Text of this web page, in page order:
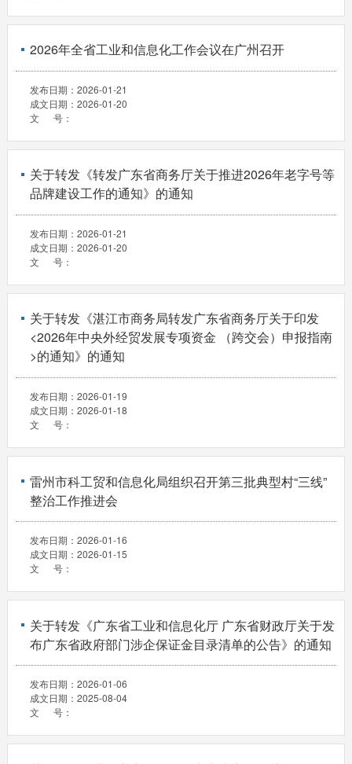
2026年全省工业和信息化工作会议在广州召开
发布日期： 2026-01-21
成文日期： 2026-01-20
文 号：
关于转发《转发广东省商务厅关于推进2026年老字号等
品牌建设工作的通知》的通知
发布日期： 2026-01-21
成文日期： 2026-01-20
文 号：
关于转发《湛江市商务局转发广东省商务厅关于印发
<2026年中央外经贸发展专项资金 （跨交会）申报指南
>的通知》的通知
发布日期： 2026-01-19
成文日期： 2026-01-18
文 号：
雷州市科工贸和信息化局组织召开第三批典型村“三线”
整治工作推进会
发布日期： 2026-01-16
成文日期： 2026-01-15
文 号：
关于转发《广东省工业和信息化厅 广东省财政厅关于发
布广东省政府部门涉企保证金目录清单的公告》的通知
发布日期： 2026-01-06
成文日期： 2025-08-04
文 号：